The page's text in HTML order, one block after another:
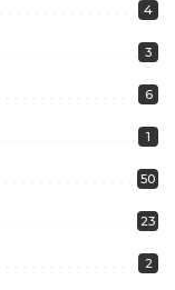
4
3
6
1
50
23
2